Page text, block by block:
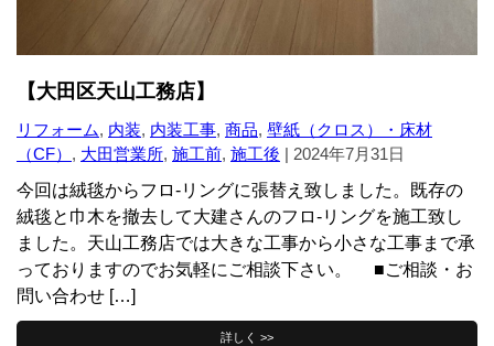
【大田区天山工務店】
リフォーム, 内装, 内装工事, 商品, 壁紙（クロス）・床材
（CF） , 大田営業所, 施工前, 施工後 | 2024年7月31日
今回は絨毯からフロ-リングに張替え致しました。既存の
絨毯と巾木を撤去して大建さんのフロ-リングを施工致し
ました。天山工務店では大きな工事から小さな工事まで承
っておりますのでお気軽にご相談下さい。 ■ご相談・お
問い合わせ […]
詳しく >>